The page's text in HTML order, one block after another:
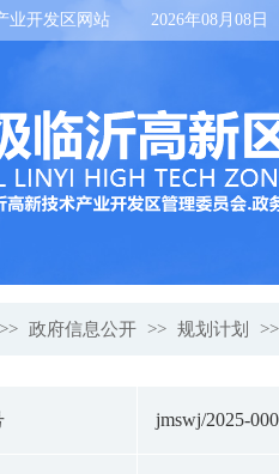
业开发区网站 2026年08月08日
>> 政府信息公开 >> 规划计划 >>
jmswj/2025-